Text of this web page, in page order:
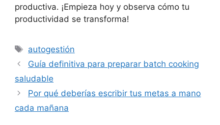
productiva. ¡Empieza hoy y observa cómo tu
productividad se transforma!
Etiquetas
autogestión
Guía definitiva para preparar batch cooking
saludable
Por qué deberías escribir tus metas a mano
cada mañana